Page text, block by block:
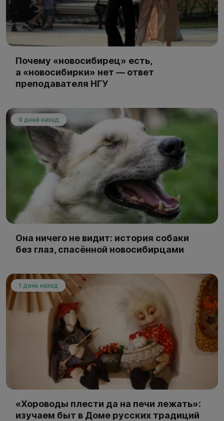
Почему «новосибирец» есть,
а «новосибирки» нет — ответ
преподавателя НГУ
9 дней назад
Она ничего не видит: история собаки
без глаз, спасённой новосибирцами
1 день назад
«Хороводы плести да на печи лежать»:
изучаем быт в Доме русских традиций